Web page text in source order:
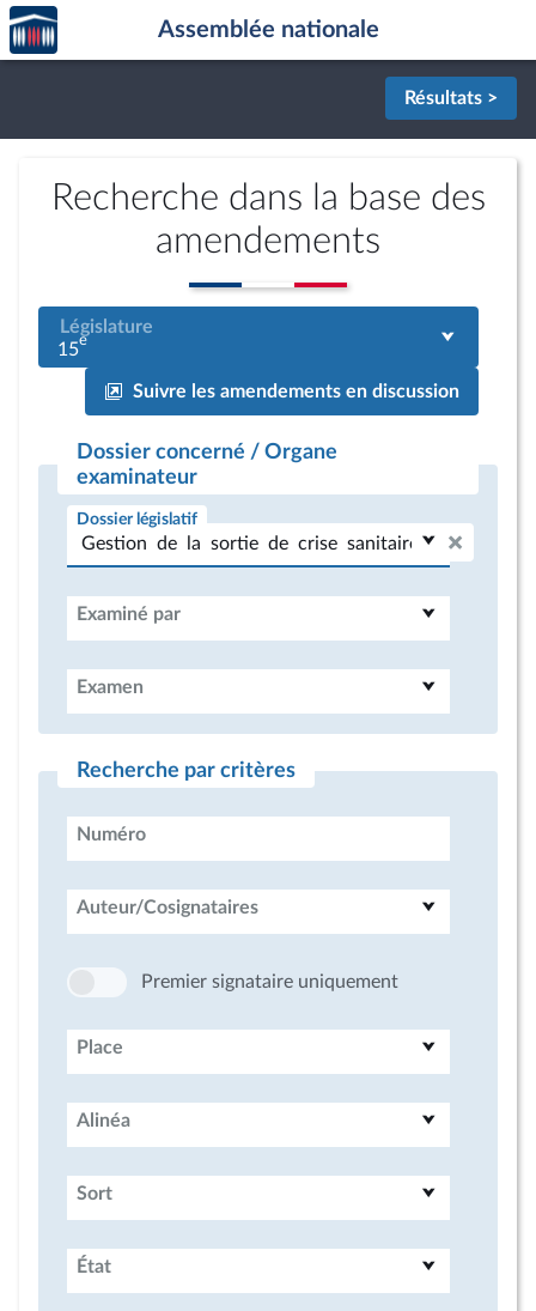
Aller au contenu
Aller en bas de la page
Accèder
à la
page
Assemblée nationale
Résultats >
Recherche dans la base des
amendements
Législature
15e
Suivre les amendements en discussion
Dossier concerné / Organe
examinateur
Dossier législatif
Examiné par
Examen
Recherche par critères
Numéro
Auteur/Cosignataires
Premier signataire uniquement
Place
Alinéa
Sort
État